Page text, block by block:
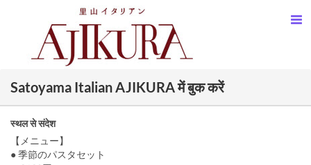
Satoyama Italian AJIKURA में बुक करें
स्थल से संदेश
【メニュー】
● 季節のパスタセット